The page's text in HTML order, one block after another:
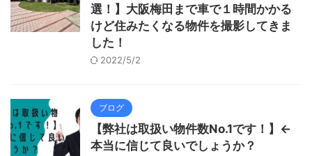
選！】大阪梅田まで車で１時間かかる
けど住みたくなる物件を撮影してきま
した！
2022/5/2
ブログ
【弊社は取扱い物件数No.1です！】←
本当に信じて良いでしょうか？